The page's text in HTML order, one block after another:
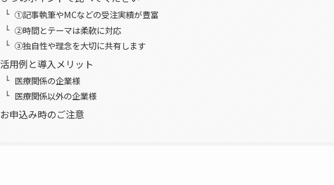
①記事執筆やMCなどの受注実績が豊富
②時間とテーマは柔軟に対応
③独自性や理念を大切に共有します
活用例と導入メリット
医療関係の企業様
医療関係以外の企業様
お申込み時のご注意